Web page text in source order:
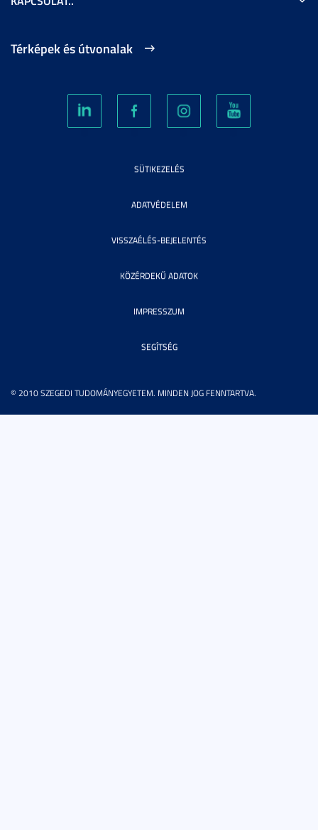
Térképek és útvonalak
© 2010 SZEGEDI TUDOMÁNYEGYETEM. MINDEN JOG FENNTARTVA.
SÜTIKEZELÉS
ADATVÉDELEM
VISSZAÉLÉS-BEJELENTÉS
KÖZÉRDEKŰ ADATOK
IMPRESSZUM
SEGÍTSÉG